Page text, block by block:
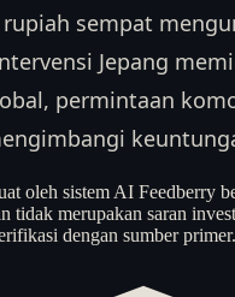
rupiah sempat
Jepang
permintaan
oleh sistem AI Feedberry
tidak merupakan saran
dengan sumber primer.